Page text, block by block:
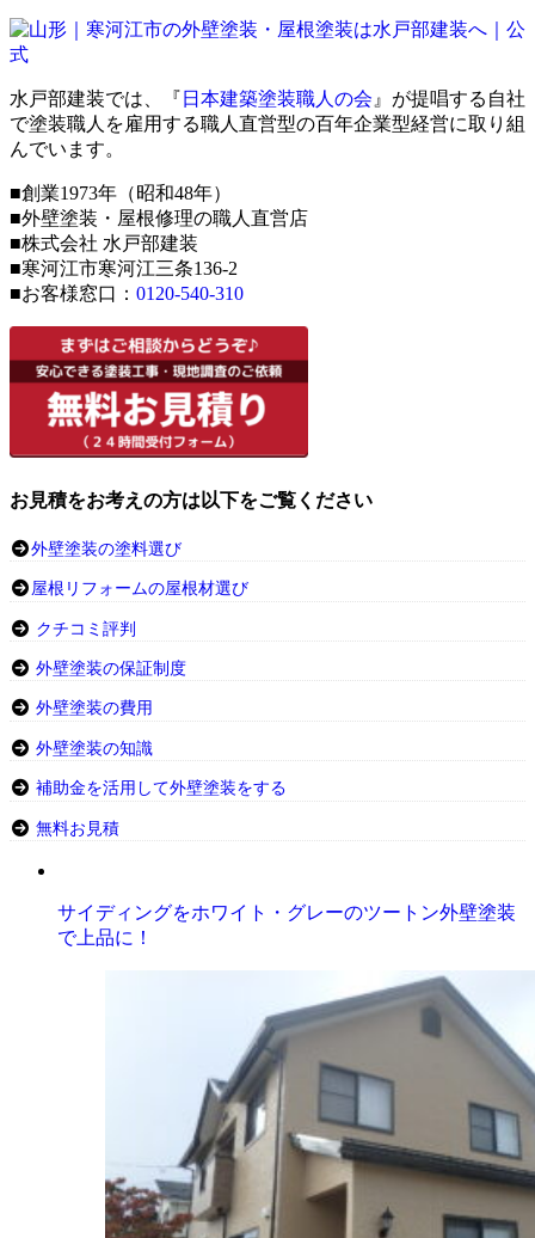
水戸部建装では、『 日本建築塗装職人の会 』が提唱する自社
で塗装職人を雇用する職人直営型の百年企業型経営に取り組
んでいます。
■創業1973年（昭和48年）
■外壁塗装・屋根修理の職人直営店
■株式会社 水戸部建装
■寒河江市寒河江三条136-2
■お客様窓口： 0120-540-310
お見積をお考えの方は以下をご覧ください
外壁塗装の塗料選び
屋根リフォームの屋根材選び
クチコミ評判
外壁塗装の保証制度
外壁塗装の費用
外壁塗装の知識
補助金を活用して外壁塗装をする
無料お見積
サイディングをホワイト・グレーのツートン外壁塗装
で上品に！